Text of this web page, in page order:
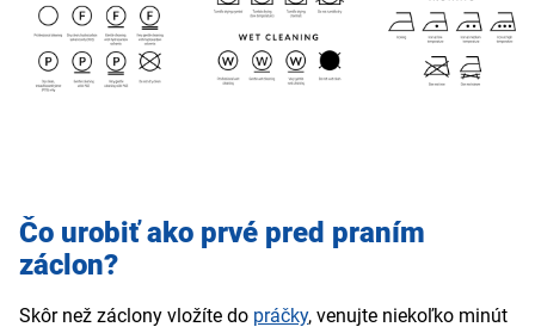
Čo urobiť ako prvé pred praním
záclon?
Skôr než záclony vložíte do práčky, venujte niekoľko minút